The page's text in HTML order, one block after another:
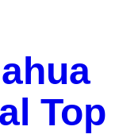
Top